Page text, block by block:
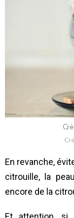
En revanche,
citrouille, la
encore de la